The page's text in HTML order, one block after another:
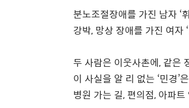
분노조절장애를 가진 남자 ‘
강박, 망상 장애를 가진 여자 ‘
두 사람은 이웃사촌에, 같은
이 사실을 알 리 없는 ‘민경’
병원 가는 길, 편의점, 아파트